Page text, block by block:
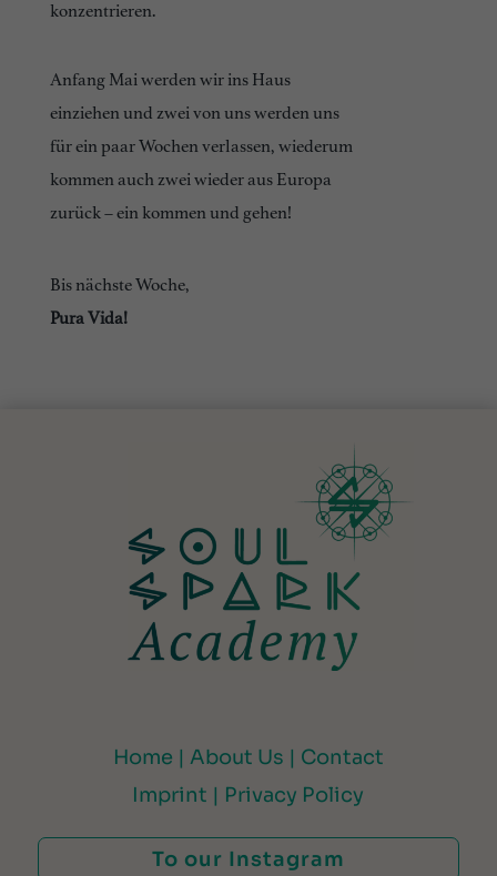
konzentrieren.
Anfang Mai werden wir ins Haus
einziehen und zwei von uns werden uns
für ein paar Wochen verlassen, wiederum
kommen auch zwei wieder aus Europa
zurück – ein kommen und gehen!
Bis nächste Woche,
Pura Vida!
Home | About Us | Contact
Imprint | Privacy Policy
To our Instagram